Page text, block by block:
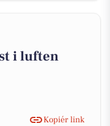
i luften
Kopiér link